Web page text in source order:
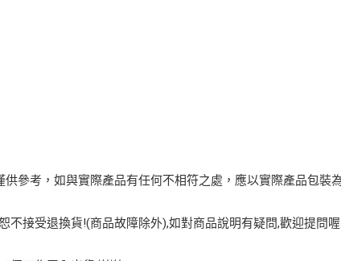
參考，如與實際產品有任何不相符之處，應以實際產品包裝
不接受退換貨!(商品故障除外),如對商品說明有疑問,歡迎提問